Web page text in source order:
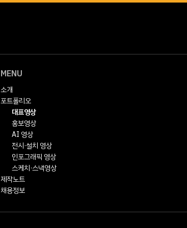
MENU
소개
포트폴리오
대표영상
홍보영상
AI 영상
전시·설치 영상
인포그래픽 영상
스케치·스낵영상
제작노트
채용정보